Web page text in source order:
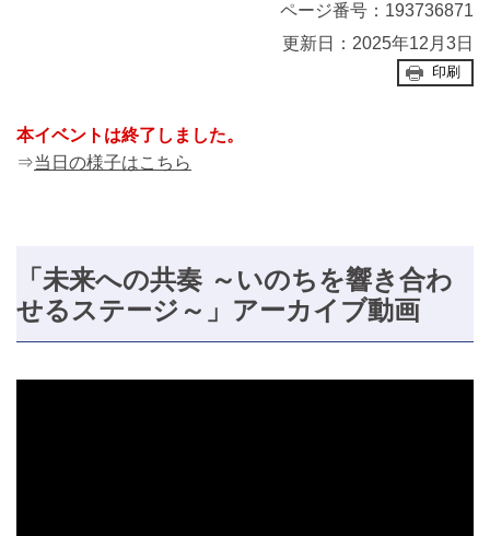
ページ番号：193736871
更新日：2025年12月3日
印刷
本イベントは終了しました。
⇒当日の様子はこちら
「未来への共奏 ～いのちを響き合わ
せるステージ～」アーカイブ動画